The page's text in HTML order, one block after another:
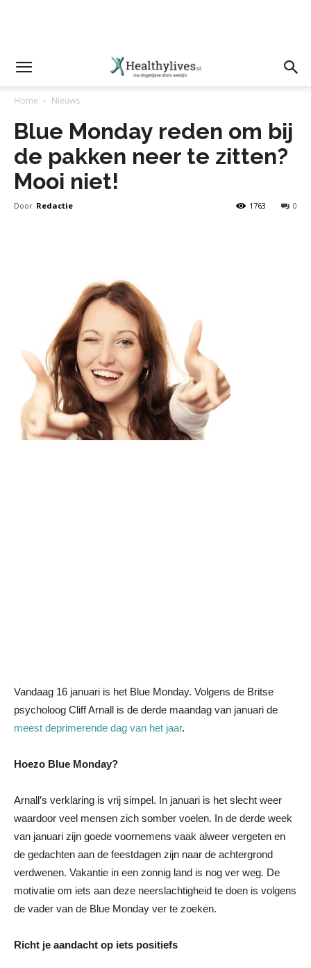
Home Nieuws
Blue Monday reden om bij
de pakken neer te zitten?
Mooi niet!
Door Redactie 0
1763
Vandaag 16 januari is het Blue Monday. Volgens de Britse
psycholoog Cliff Arnall is de derde maandag van januari de
meest deprimerende dag van het jaar.
Hoezo Blue Monday?
Arnall’s verklaring is vrij simpel. In januari is het slecht weer
waardoor veel mensen zich somber voelen. In de derde week
van januari zijn goede voornemens vaak alweer vergeten en
de gedachten aan de feestdagen zijn naar de achtergrond
verdwenen. Vakantie in een zonnig land is nog ver weg. De
motivatie om iets aan deze neerslachtigheid te doen is volgens
de vader van de Blue Monday ver te zoeken.
Richt je aandacht op iets positiefs